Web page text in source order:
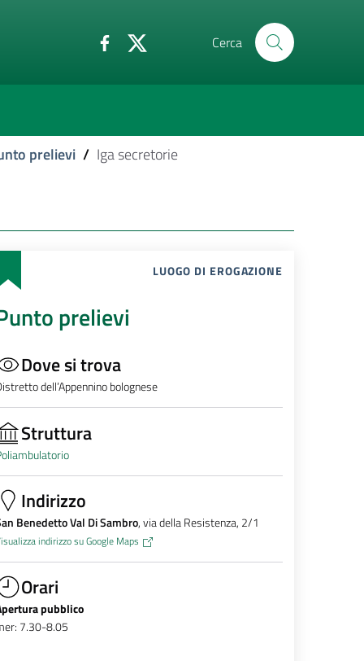
Cerca
prelievi / Iga secretorie
LUOGO DI EROGAZIONE
prelievi
Dove si trova
dell’Appennino bolognese
Struttura
Indirizzo
Benedetto Val Di Sambro, via della Resistenza, 2/1
indirizzo su Google Maps
Orari
pubblico
7.30-8.05